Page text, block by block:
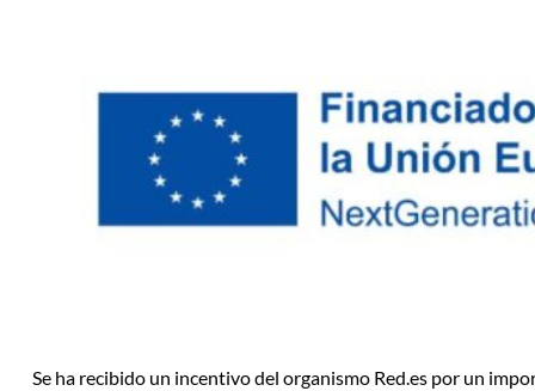
Se ha recibido un incentivo del organismo Red.es por un